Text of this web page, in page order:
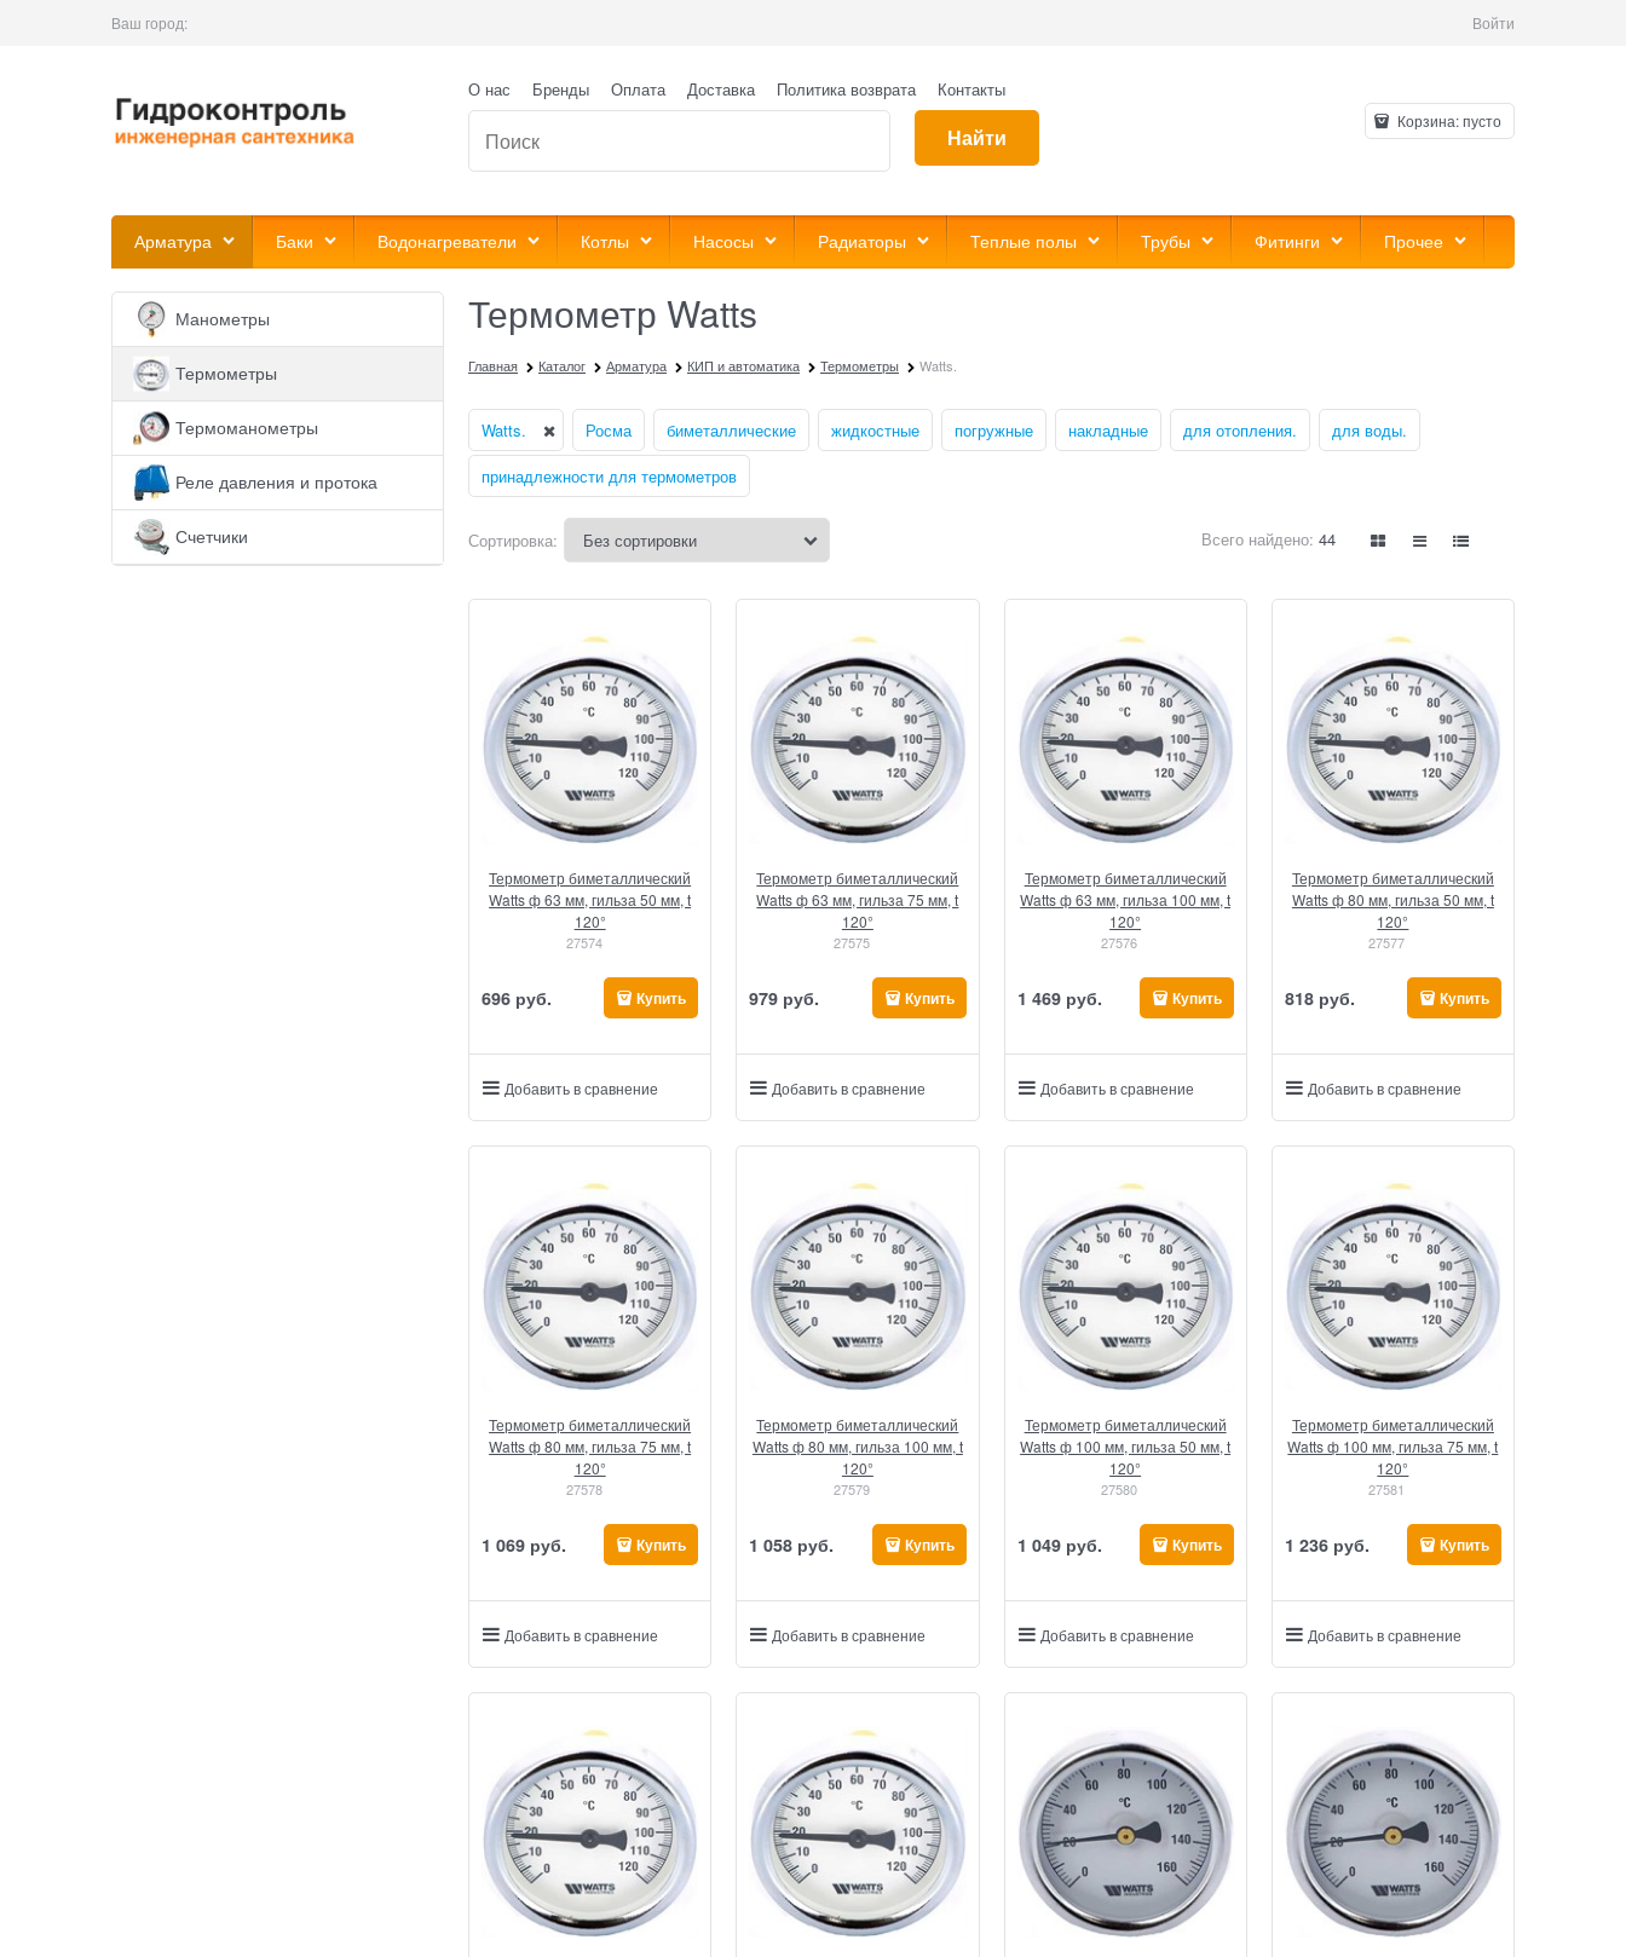
Ваш город: Войти
О нас Бренды Оплата Доставка Политика возврата Контакты
Найти
Корзина:пусто
Арматура Баки Водонагреватели Котлы Насосы Радиаторы Теплые полы Трубы Фитинги Прочее
Манометры
Термометры
Термоманометры
Реле давления и протока
Счетчики
Термометр Watts
Главная Каталог Арматура КИП и автоматика Термометры Watts.
Watts. Росма биметаллические жидкостные погружные накладные для отопления.
для воды.
принадлежности для термометров
Сортировка: Всего найдено: 44
Термометр биметаллический
Watts ф 63 мм, гильза 50 мм, t
120°
27574
696 руб. Купить
Добавить в сравнение
Термометр биметаллический
Watts ф 63 мм, гильза 75 мм, t
120°
27575
979 руб. Купить
Добавить в сравнение
Термометр биметаллический
Watts ф 63 мм, гильза 100 мм, t
120°
27576
1 469 руб. Купить
Добавить в сравнение
Термометр биметаллический
Watts ф 80 мм, гильза 50 мм, t
120°
27577
818 руб. Купить
Добавить в сравнение
Термометр биметаллический
Watts ф 80 мм, гильза 75 мм, t
120°
27578
1 069 руб. Купить
Добавить в сравнение
Термометр биметаллический
Watts ф 80 мм, гильза 100 мм, t
120°
27579
1 058 руб. Купить
Добавить в сравнение
Термометр биметаллический
Watts ф 100 мм, гильза 50 мм, t
120°
27580
1 049 руб. Купить
Добавить в сравнение
Термометр биметаллический
Watts ф 100 мм, гильза 75 мм, t
120°
27581
1 236 руб. Купить
Добавить в сравнение